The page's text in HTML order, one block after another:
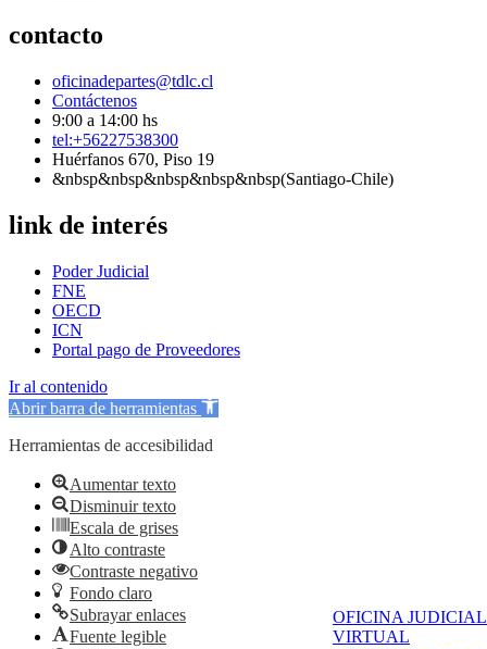
OFICINA JUDICIAL
VIRTUAL
contacto
oficinadepartes@tdlc.cl
Contáctenos
9:00 a 14:00 hs
tel:+56227538300
Huérfanos 670, Piso 19
&nbsp&nbsp&nbsp&nbsp&nbsp(Santiago-Chile)
link de interés
Poder Judicial
FNE
OECD
ICN
Portal pago de Proveedores
Ir al contenido
Abrir barra de herramientas
Herramientas de accesibilidad
Aumentar texto
Disminuir texto
Escala de grises
Alto contraste
Contraste negativo
Fondo claro
Subrayar enlaces
Fuente legible